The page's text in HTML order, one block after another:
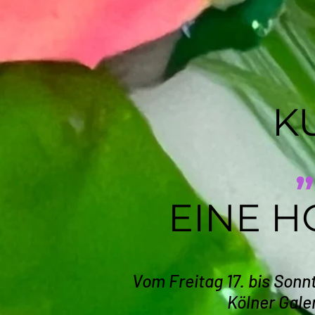
Vom Freitag 17. bis
Kölner
EINE